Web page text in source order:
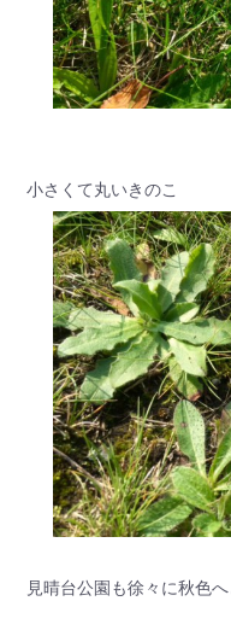
小さくて丸いきのこ
見晴台公園も徐々に秋色